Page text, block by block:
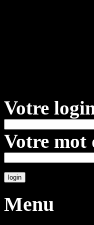
Votre
Votre mot
Menu